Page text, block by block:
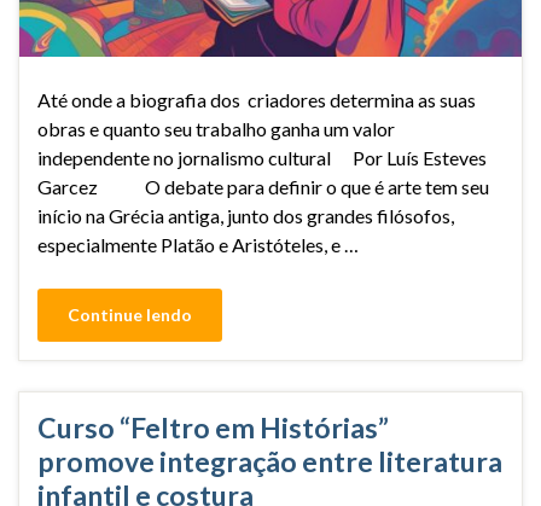
Até onde a biografia dos criadores determina as suas
obras e quanto seu trabalho ganha um valor
independente no jornalismo cultural Por Luís Esteves
Garcez O debate para definir o que é arte tem seu
início na Grécia antiga, junto dos grandes filósofos,
especialmente Platão e Aristóteles, e …
Continue lendo
Curso “Feltro em Histórias”
promove integração entre literatura
infantil e costura